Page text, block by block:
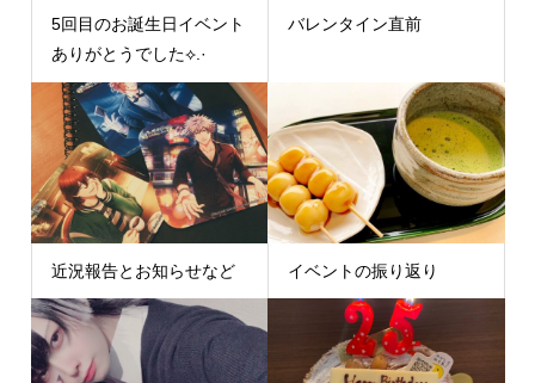
5回目のお誕生日イベント
ありがとうでした⟡.·
バレンタイン直前
近況報告とお知らせなど イベントの振り返り